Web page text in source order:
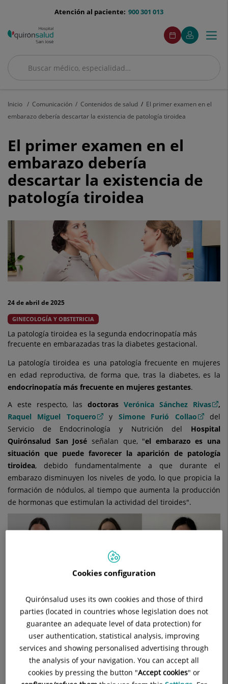
menu-
900 301 013
Atención al paciente:
Buscar
Buscar
menuAcceso
Pedir
cita
Este
enlace
se
en
Mi
Quirónsalud
Este
enlace
se
en
ventana
nueva.
Menú
Inicio Comunicación Contenidos de salud
El primer examen en el
embarazo debería descartar la existencia de patología tiroidea
El
primer
examen
en
el
embarazo
debería
descartar
existencia
de
tiroidea
El primer examen en el
embarazo debería
descartar la existencia de
patología tiroidea
24 de abril de 2025
GINECOLOGÍA Y OBSTETRICIA
La patología tiroidea es la segunda endocrinopatía más
frecuente en embarazadas tras la diabetes gestacional.
La patología tiroidea es una patología frecuente en mujeres
en edad reproductiva, de forma que, tras la diabetes, es la
endocrinopatía más frecuente en mujeres gestantes.
A este respecto, las doctoras Verónica Sánchez Rivas
,
Raquel Miguel Toquero
y Simone Furió Collao
del
Servicio de Endocrinología y Nutrición del Hospital
Quirónsalud San José señalan que, "el embarazo es una
situación que puede favorecer la aparición de patología
tiroidea, debido fundamentalmente a que durante el
embarazo disminuyen los niveles de yodo, lo que propicia la
formación de nódulos, al tiempo que aumenta la producción
de hormonas que estimulan la actividad del tiroides".
principales patologías de la función tiroidea asociadas al
embarazoson:
Hipotiroidismo: se calcula que afecta en torno al 0,5%
de los embarazos. Los principales riesgos asociados son
Cookies configuration
Quirónsalud uses its own cookies and those of third
parties (located in countries whose legislation does not
guarantee an adequate level of data protection) for
user authentication, statistical analysis, improving
services and showing personalised advertising through
the analysis of your navigation. You can accept all
cookies by pressing the button "Accept cookies" or